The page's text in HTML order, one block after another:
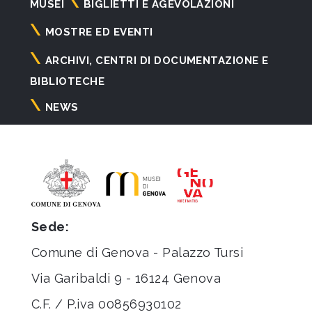
principale
MUSEI BIGLIETTI E AGEVOLAZIONI
MOSTRE ED EVENTI
ARCHIVI, CENTRI DI DOCUMENTAZIONE E
BIBLIOTECHE
NEWS
Sede:
Comune di Genova - Palazzo Tursi
Via Garibaldi 9 - 16124 Genova
C.F. / P.iva 00856930102